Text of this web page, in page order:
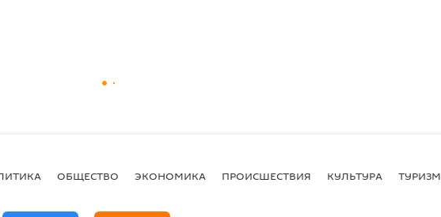
ОБЩЕСТВО ЭКОНОМИКА ПРОИСШЕСТВИЯ КУЛЬТУРА ТУРИЗМ